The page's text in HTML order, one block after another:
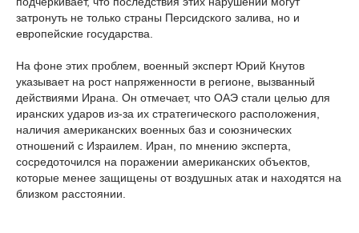
затронуть не только страны Персидского залива, но и
европейские государства.
На фоне этих проблем, военный эксперт Юрий Кнутов
указывает на рост напряженности в регионе, вызванный
действиями Ирана. Он отмечает, что ОАЭ стали целью для
иранских ударов из-за их стратегического расположения,
наличия американских военных баз и союзнических
отношений с Израилем. Иран, по мнению эксперта,
сосредоточился на поражении американских объектов,
которые менее защищены от воздушных атак и находятся на
близком расстоянии.